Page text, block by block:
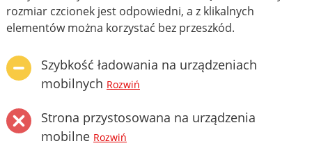
rozmiar czcionek jest odpowiedni, a z klikalnych
elementów można korzystać bez przeszkód.
Szybkość ładowania na urządzeniach
mobilnych Rozwiń
Strona przystosowana na urządzenia
mobilne Rozwiń